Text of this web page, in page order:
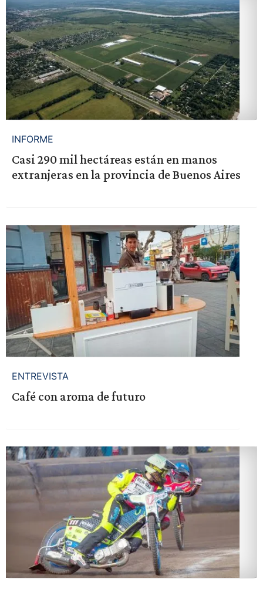
INFORME
Casi 290 mil hectáreas están en manos
extranjeras en la provincia de Buenos Aires
ENTREVISTA
Café con aroma de futuro